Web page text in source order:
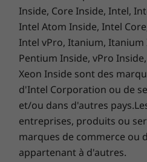
et faites moins de
d'aspect de 16:10 et un
allant jusqu'à 91 %. Avec
allant jusqu'à 45 % de la
NTSC et des contrastes
Vision , il est superbe
travailler sur des
prochaine idée. Des
films, les haut-parleurs
vers l'avant et élevés par
régionale.
Les spécifications peuvent varier selon
DESIGN
Affichage
Écran multitactile 16 pouces
LCD, 16:10, 60Hz, 300 nits,
Inside, Core Inside, Intel,
Intel Atom Inside, Intel
Intel vPro, Itanium, Itanium
Pentium Inside, vPro
Xeon Inside sont des
d'Intel Corporation ou de
et/ou dans d'autres
entreprises, produits ou
marques de commerce ou
appartenant à d'autres.